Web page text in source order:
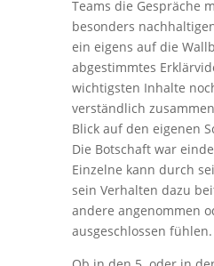
Teams die Gespräche
besonders
ein eigens auf die
abgestimmtes
wichtigsten Inhalte
verständlich
Blick auf den eigenen
Die Botschaft war
Einzelne kann durch
sein Verhalten dazu
andere angenommen
ausgeschlossen fühlen.